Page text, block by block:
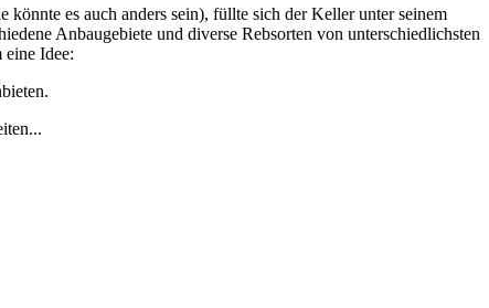
es auch anders sein), füllte sich der Keller unter seinem
Anbaugebiete und diverse Rebsorten von unterschiedlichsten
Idee: